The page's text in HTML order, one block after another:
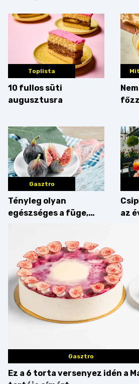
Toplista
10 fullos süti
augusztusra
Gasztro
Tényleg olyan
egészséges a füge,
az
Gasztro
Ez a 6 torta versenyez idén a